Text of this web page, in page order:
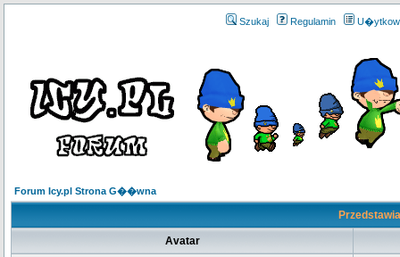
Szukaj Regulamin
Forum Icy.pl Strona G��wna
Avatar